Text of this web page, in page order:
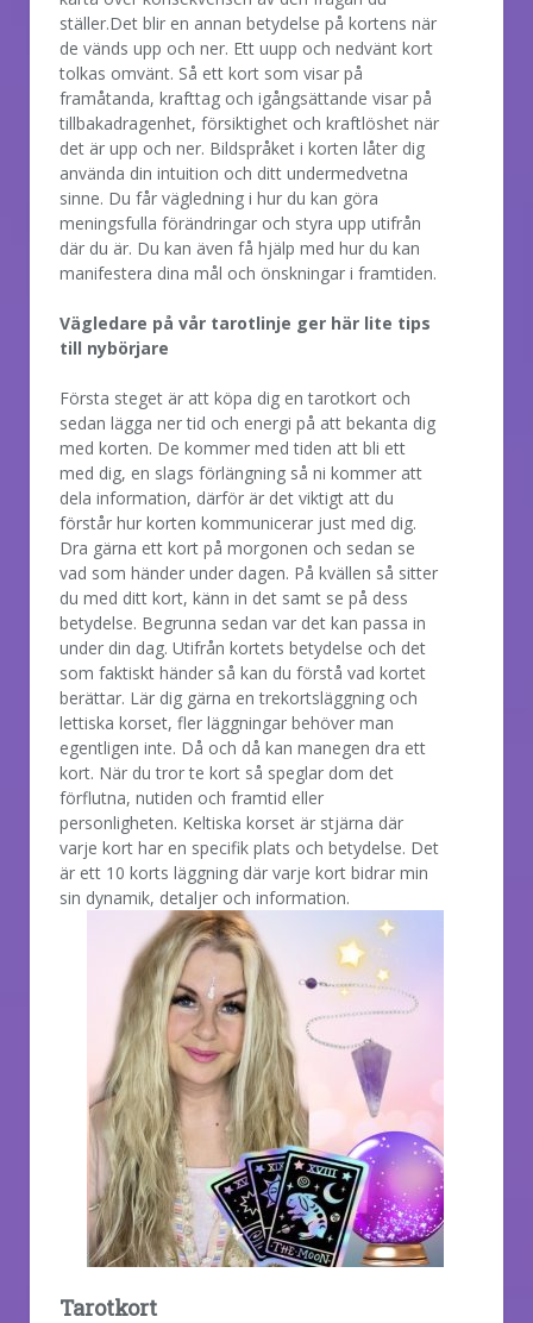
ställer.Det blir en annan betydelse på kortens när
de vänds upp och ner. Ett uupp och nedvänt kort
tolkas omvänt. Så ett kort som visar på
framåtanda, krafttag och igångsättande visar på
tillbakadragenhet, försiktighet och kraftlöshet när
det är upp och ner. Bildspråket i korten låter dig
använda din intuition och ditt undermedvetna
sinne. Du får vägledning i hur du kan göra
meningsfulla förändringar och styra upp utifrån
där du är. Du kan även få hjälp med hur du kan
manifestera dina mål och önskningar i framtiden.
Vägledare på vår tarotlinje ger här lite tips
till nybörjare
Första steget är att köpa dig en tarotkort och
sedan lägga ner tid och energi på att bekanta dig
med korten. De kommer med tiden att bli ett
med dig, en slags förlängning så ni kommer att
dela information, därför är det viktigt att du
förstår hur korten kommunicerar just med dig.
Dra gärna ett kort på morgonen och sedan se
vad som händer under dagen. På kvällen så sitter
du med ditt kort, känn in det samt se på dess
betydelse. Begrunna sedan var det kan passa in
under din dag. Utifrån kortets betydelse och det
som faktiskt händer så kan du förstå vad kortet
berättar. Lär dig gärna en trekortsläggning och
lettiska korset, fler läggningar behöver man
egentligen inte. Då och då kan manegen dra ett
kort. När du tror te kort så speglar dom det
förflutna, nutiden och framtid eller
personligheten. Keltiska korset är stjärna där
varje kort har en specifik plats och betydelse. Det
är ett 10 korts läggning där varje kort bidrar min
sin dynamik, detaljer och information.
Tarotkort